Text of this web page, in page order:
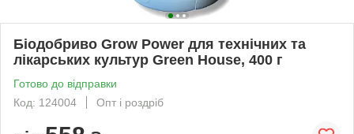
Біодобриво Grow Power для технічних та
лікарських культур Green House, 400 г
Готово до відправки
Код: 124004
Опт і роздріб